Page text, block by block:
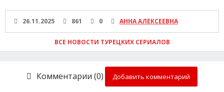
26.11.2025 861 0 АННА АЛЕКСЕЕВНА
ВСЕ НОВОСТИ ТУРЕЦКИХ СЕРИАЛОВ
Комментарии (0) Добавить комментарий